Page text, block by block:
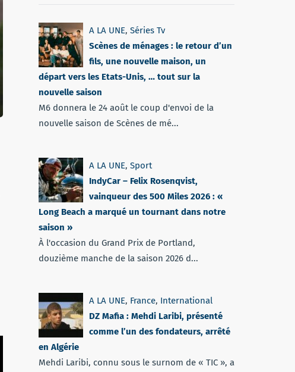
A LA UNE, Séries Tv
Scènes de ménages : le retour d’un
fils, une nouvelle maison, un
départ vers les Etats-Unis, … tout sur la
nouvelle saison
M6 donnera le 24 août le coup d'envoi de la
nouvelle saison de Scènes de mé...
A LA UNE, Sport
IndyCar – Felix Rosenqvist,
vainqueur des 500 Miles 2026 : «
Long Beach a marqué un tournant dans notre
saison »
À l'occasion du Grand Prix de Portland,
douzième manche de la saison 2026 d...
A LA UNE, France, International
DZ Mafia : Mehdi Laribi, présenté
comme l’un des fondateurs, arrêté
en Algérie
Mehdi Laribi, connu sous le surnom de « TIC », a